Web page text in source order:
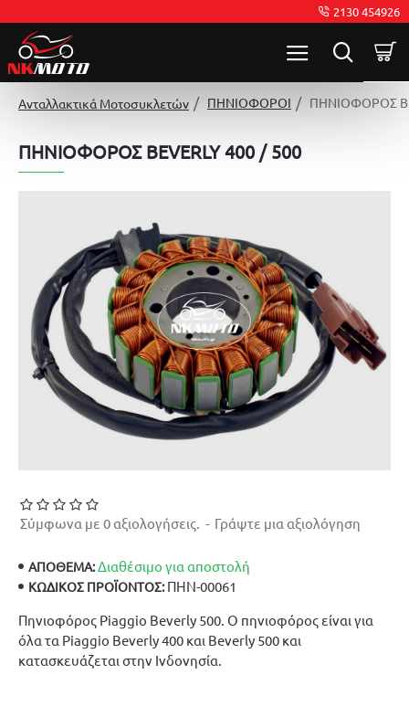
2130 454926
Ανταλλακτικά Μοτοσυκλετών ΠΗΝΙΟΦΟΡΟΙ ΠΗΝΙΟΦΟΡΟΣ
ΠΗΝΙΟΦΟΡΟΣ BEVERLY 400 / 500
Πηνιοφόρος Piaggio Beverly 500. Ο πηνιοφόρος είναι για
όλα τα Piaggio Beverly 400 και Beverly 500 και
κατασκευάζεται στην Ινδονησία.
ΑΠΟΘΕΜΑ:Διαθέσιμο για αποστολή
ΚΩΔΙΚΌΣ ΠΡΟΪΌΝΤΟΣ: ΠΗΝ-00061
Σύμφωνα με 0 αξιολογήσεις. - Γράψτε μια αξιολόγηση